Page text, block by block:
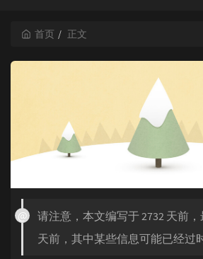
首页 正文
请注意，本文编写于 2732 天前
天前，其中某些信息可能已经过